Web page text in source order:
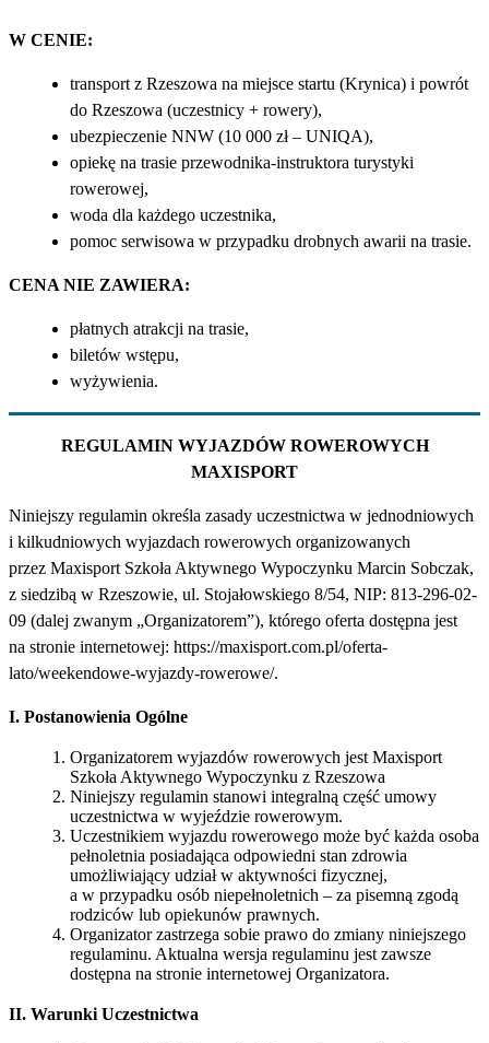
W CENIE:
transport z Rzeszowa na miejsce startu (Krynica) i powrót
do Rzeszowa (uczestnicy + rowery),
ubezpieczenie NNW (10 000 zł – UNIQA),
opiekę na trasie przewodnika-instruktora turystyki
rowerowej,
woda dla każdego uczestnika,
pomoc serwisowa w przypadku drobnych awarii na trasie.
CENA NIE ZAWIERA:
płatnych atrakcji na trasie,
biletów wstępu,
wyżywienia.
REGULAMIN WYJAZDÓW ROWEROWYCH
MAXISPORT
Niniejszy regulamin określa zasady uczestnictwa w jednodniowych
i kilkudniowych wyjazdach rowerowych organizowanych
przez Maxisport Szkoła Aktywnego Wypoczynku Marcin Sobczak,
z siedzibą w Rzeszowie, ul. Stojałowskiego 8/54, NIP: 813-296-02-
09 (dalej zwanym „Organizatorem”), którego oferta dostępna jest
na stronie internetowej: https://maxisport.com.pl/oferta-
lato/weekendowe-wyjazdy-rowerowe/.
I. Postanowienia Ogólne
Organizatorem wyjazdów rowerowych jest Maxisport
Szkoła Aktywnego Wypoczynku z Rzeszowa
Niniejszy regulamin stanowi integralną część umowy
uczestnictwa w wyjeździe rowerowym.
Uczestnikiem wyjazdu rowerowego może być każda osoba
pełnoletnia posiadająca odpowiedni stan zdrowia
umożliwiający udział w aktywności fizycznej,
a w przypadku osób niepełnoletnich – za pisemną zgodą
rodziców lub opiekunów prawnych.
Organizator zastrzega sobie prawo do zmiany niniejszego
regulaminu. Aktualna wersja regulaminu jest zawsze
dostępna na stronie internetowej Organizatora.
II. Warunki Uczestnictwa